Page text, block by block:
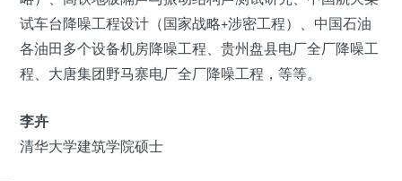
试车台降噪工程设计（国家战略+涉密工程）、中国石油
各油田多个设备机房降噪工程、贵州盘县电厂全厂降噪工
程、大唐集团野马寨电厂全厂降噪工程，等等。
李卉
清华大学建筑学院硕士